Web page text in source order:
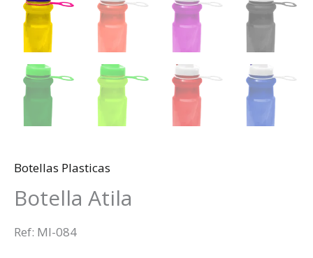
Botellas Plasticas
Botella Atila
Ref: MI-084